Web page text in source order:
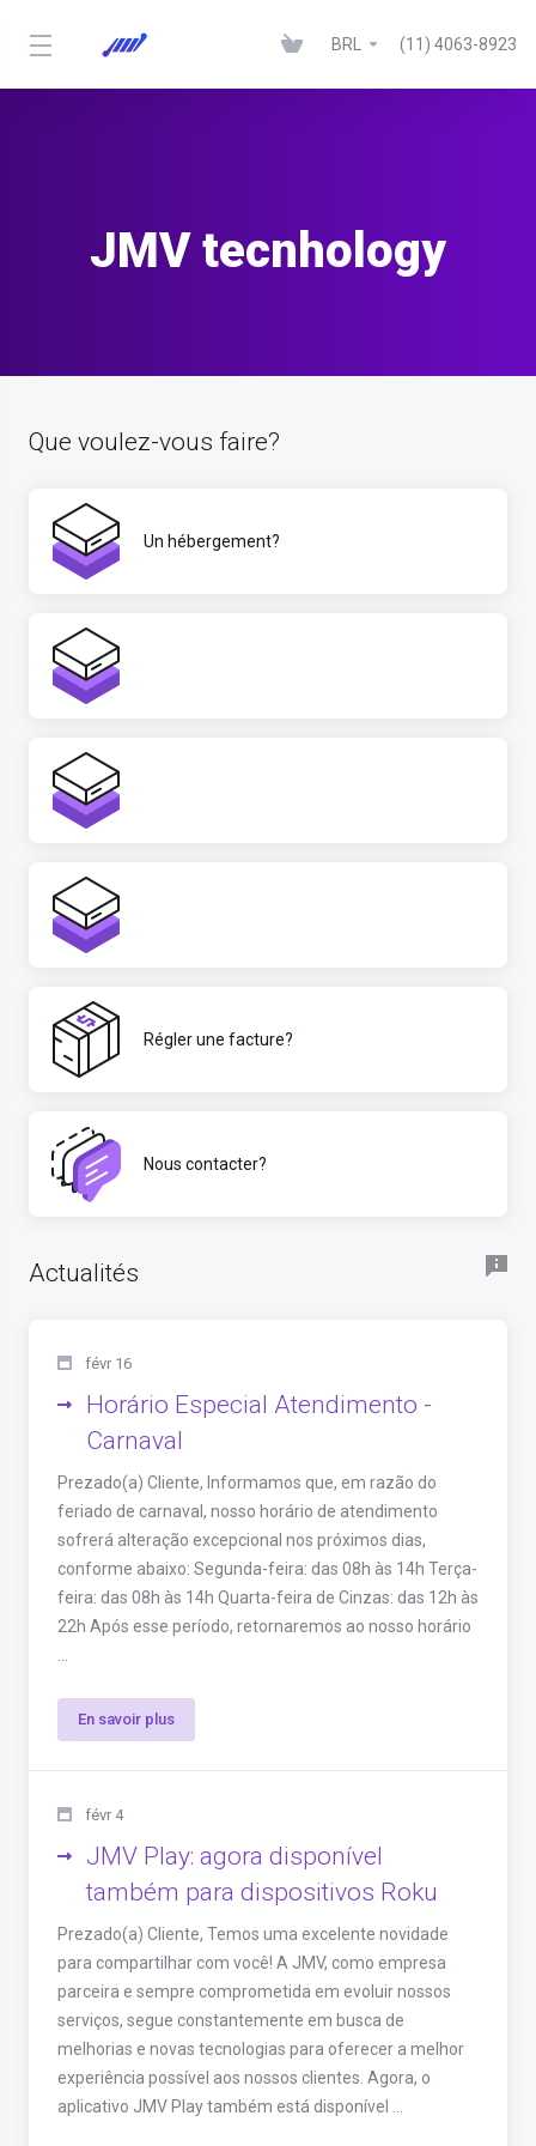
BRL (11) 4063-8923
JMV tecnhology
Que voulez-vous faire?
Un hébergement?
Régler une facture?
Nous contacter?
Actualités
févr 16
Horário Especial Atendimento -
Carnaval
Prezado(a) Cliente, Informamos que, em razão do
feriado de carnaval, nosso horário de atendimento
sofrerá alteração excepcional nos próximos dias,
conforme abaixo: Segunda-feira: das 08h às 14h Terça-
feira: das 08h às 14h Quarta-feira de Cinzas: das 12h às
22h Após esse período, retornaremos ao nosso horário
En savoir plus
févr 4
JMV Play: agora disponível
também para dispositivos Roku
Prezado(a) Cliente, Temos uma excelente novidade
para compartilhar com você! A JMV, como empresa
parceira e sempre comprometida em evoluir nossos
serviços, segue constantemente em busca de
melhorias e novas tecnologias para oferecer a melhor
experiência possível aos nossos clientes. Agora, o
aplicativo JMV Play também está disponível ...